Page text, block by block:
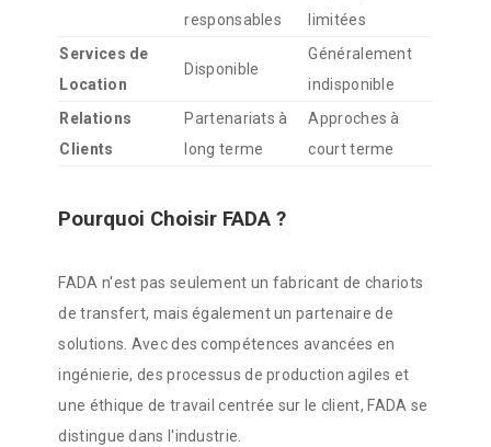
responsables
limitées
Services de
Location
Disponible
Généralement
indisponible
Relations
Clients
Partenariats à
long terme
Approches à
court terme
Pourquoi Choisir FADA ?
FADA n'est pas seulement un fabricant de chariots
de transfert, mais également un partenaire de
solutions. Avec des compétences avancées en
ingénierie, des processus de production agiles et
une éthique de travail centrée sur le client, FADA se
distingue dans l'industrie.